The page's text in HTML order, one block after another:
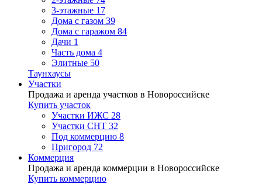
3-этажные 17
Дома с газом 39
Дома с гаражом 84
Дачи 1
Часть дома 4
Элитные 50
Таунхаусы
Участки
Продажа и аренда участков в Новороссийске
Купить участок
Участки ИЖС 28
Участки СНТ 32
Под коммерцию 8
Пригород 72
Коммерция
Продажа и аренда коммерции в Новороссийске
Купить коммерцию